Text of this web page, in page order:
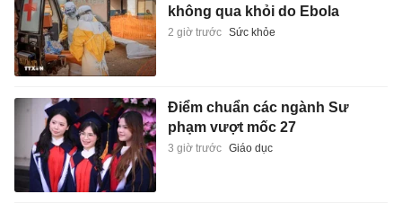
không qua khỏi do Ebola
2 giờ trước Sức khỏe
Điểm chuẩn các ngành Sư
phạm vượt mốc 27
3 giờ trước Giáo dục